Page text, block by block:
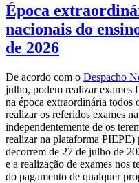
Época
nacionais do
de 2026
De acordo com o Despacho
julho, podem realizar exames
na época extraordinária todos
realizar os referidos exames
independentemente de os
realizar na plataforma PIEPE)
decorrem de 27 de julho de
e a realização de exames nos
do pagamento de qualquer